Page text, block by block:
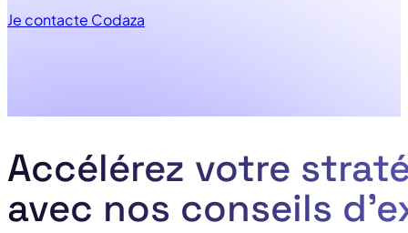
Je contacte Codaza
Accélérez votre
avec nos conseils